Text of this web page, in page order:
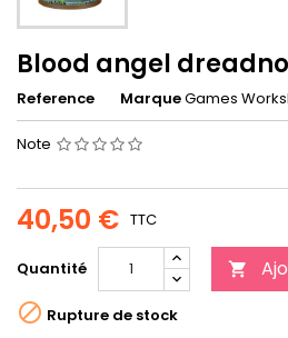
Blood angel
Reference MarqueGames
Note
40,50 € TTC
Quantité 
 Rupture de stock